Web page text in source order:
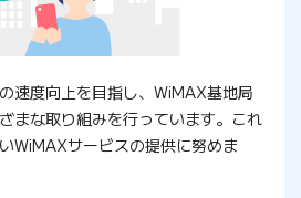
速度向上を目指し、WiMAX基地局
まな取り組みを行っています。これ
WiMAXサービスの提供に努めま